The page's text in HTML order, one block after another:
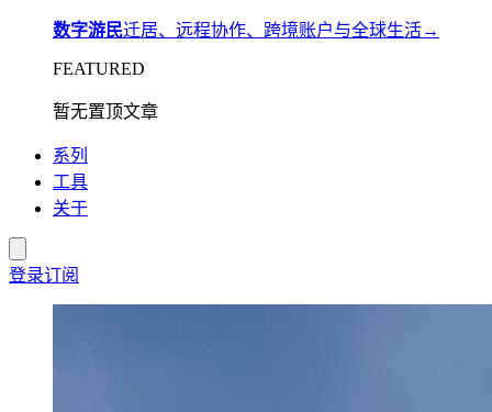
数字游民迁居、远程协作、跨境账户与全球生活→
FEATURED
暂无置顶文章
系列
工具
关于
登录订阅